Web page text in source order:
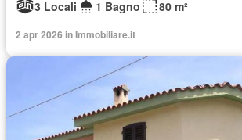
3 Locali 1 Bagno 80 m²
2 apr 2026 in Immobiliare.it